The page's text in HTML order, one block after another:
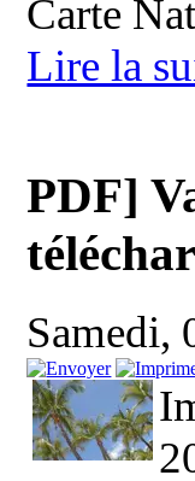
Carte
Lire la
PDF]
Samedi,